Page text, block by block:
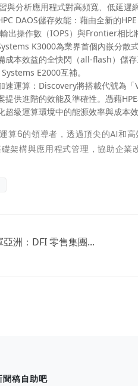
與分析應用程式對高頻寬、低延遲
DAOS儲存效能：藉由全新的
出操作數（IOPS）與Frontier相
K3000為業界首個內嵌分散
成本效益的全快閃（all-flash）儲
E2000互補。
速運算：Discovery將搭載代號為
提供進階的效能及準確性。憑藉
超級運算環境中的能源效率與成本效
算6的領導者，透過頂尖的AI和
架構與應用程式管理，協助企業
洲：DFI 零售集團...
聞稿自助吧